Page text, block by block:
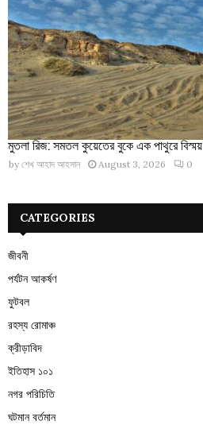
মুতলা রিজ: সমতল কুয়েতের বুকে এক পাথুরে বিস্ময়
by শেখ আহাদ আহসান August 3, 2026 0
CATEGORIES
জীবনী
পর্যটন আকর্ষণ
ফুটবল
রহস্য রোমাঞ্চ
ক্রীড়াবিদ
ইতিহাস ১০১
নগর পরিচিতি
ঘটমান বর্তমান